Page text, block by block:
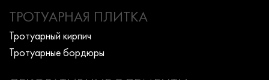
ТРОТУАРНАЯ ПЛИТКА
Тротуарный кирпич
Тротуарные бордюры